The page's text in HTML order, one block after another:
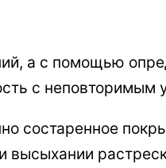
а с помощью
с неповторимым
состаренное
высыхании